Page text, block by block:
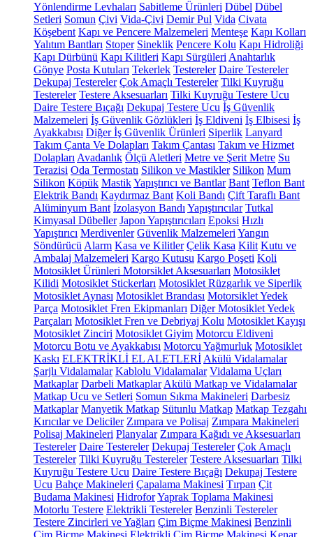
Yönlendirme Levhaları Sabitleme Ürünleri Dübel Dübel
Setleri Somun Çivi Vida-Çivi Demir Pul Vida Civata
Köşebent Kapı ve Pencere Malzemeleri Menteşe Kapı Kolları
Yalıtım Bantları Stoper Sineklik Pencere Kolu Kapı Hidroliği
Kapı Dürbünü Kapı Kilitleri Kapı Sürgüleri Anahtarlık
Gönye Posta Kutuları Tekerlek Testereler Daire Testereler
Dekupaj Testereler Çok Amaçlı Testereler Tilki Kuyruğu
Testereler Testere Aksesuarları Tilki Kuyruğu Testere Ucu
Daire Testere Bıçağı Dekupaj Testere Ucu İş Güvenlik
Malzemeleri İş Güvenlik Gözlükleri İş Eldiveni İş Elbisesi İş
Ayakkabısı Diğer İş Güvenlik Ürünleri Siperlik Lanyard
Takım Çanta Ve Dolapları Takım Çantası Takım ve Hizmet
Dolapları Avadanlık Ölçü Aletleri Metre ve Şerit Metre Su
Terazisi Oda Termostatı Silikon ve Mastikler Silikon Mum
Silikon Köpük MastikYapıştırıcı ve Bantlar Bant Teflon Bant
Elektrik Bandı Kaydırmaz Bant Koli Bandı Çift Taraflı Bant
Alüminyum Bant İzolasyon Bandı Yapıştırıcılar Tutkal
Kimyasal Dübeller Japon Yapıştırıcıları Epoksi Hızlı
Yapıştırıcı Merdivenler Güvenlik Malzemeleri Yangın
Söndürücü Alarm Kasa ve Kilitler Çelik Kasa Kilit Kutu ve
Ambalaj Malzemeleri Kargo Kutusu Kargo Poşeti Koli
Motosiklet Ürünleri Motorsiklet Aksesuarları Motosiklet
Kilidi Motosiklet Stickerları Motosiklet Rüzgarlık ve Siperlik
Motosiklet Aynası Motosiklet Brandası Motorsiklet Yedek
Parça Motosiklet Fren Ekipmanları Diğer Motosiklet Yedek
Parçaları Motosiklet Fren ve Debriyaj Kolu Motosiklet Kayışı
Motosiklet Zinciri Motosiklet Giyim Motorcu Eldiveni
Motorcu Botu ve Ayakkabısı Motorcu Yağmurluk Motosiklet
Kaskı ELEKTRİKLİ EL ALETLERİ Akülü Vidalamalar
Şarjlı Vidalamalar Kablolu Vidalamalar Vidalama Uçları
Matkaplar Darbeli Matkaplar Akülü Matkap ve Vidalamalar
Matkap Ucu ve Setleri Somun Sıkma Makineleri Darbesiz
Matkaplar Manyetik Matkap Sütunlu Matkap Matkap Tezgahı
Kırıcılar ve Deliciler Zımpara ve Polisaj Zımpara Makineleri
Polisaj Makineleri Planyalar Zımpara Kağıdı ve Aksesuarları
Testereler Daire Testereler Dekupaj Testereler Çok Amaçlı
Testereler Tilki Kuyruğu Testereler Testere Aksesuarları Tilki
Kuyruğu Testere Ucu Daire Testere Bıçağı Dekupaj Testere
Ucu Bahçe Makineleri Çapalama Makinesi Tırpan Çit
Budama Makinesi HidroforYaprak Toplama Makinesi
Motorlu Testere Elektrikli Testereler Benzinli Testereler
Testere Zincirleri ve Yağları Çim Biçme Makinesi Benzinli
Çim Biçme Makinesi Elektrikli Çim Biçme Makinesi Kenar